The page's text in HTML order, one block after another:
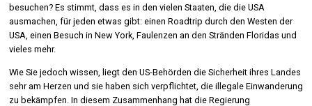
besuchen? Es stimmt, dass es in den vielen Staaten, die die USA
ausmachen, für jeden etwas gibt: einen Roadtrip durch den Westen der
USA, einen Besuch in New York, Faulenzen an den Stränden Floridas und
vieles mehr.
Wie Sie jedoch wissen, liegt den US-Behörden die Sicherheit ihres Landes
sehr am Herzen und sie haben sich verpflichtet, die illegale Einwanderung
zu bekämpfen. In diesem Zusammenhang hat die Regierung